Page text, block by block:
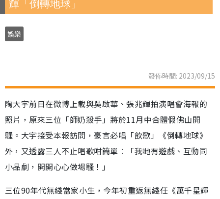
輝「倒轉地球」
娛樂
發佈時間: 2023/09/15
陶大宇前日在微博上載與吳啟華、張兆輝拍演唱會海報的
照片，原來三位「師奶殺手」將於11月中合體假佛山開
騷。大宇接受本報訪問，豪言必唱「飲歌」《倒轉地球》
外，又透露三人不止唱歌咁簡單︰「我哋有遊戲、互動同
小品劇，開開心心做場騷！」
三位90年代無綫當家小生，今年初重返無綫任《萬千星輝